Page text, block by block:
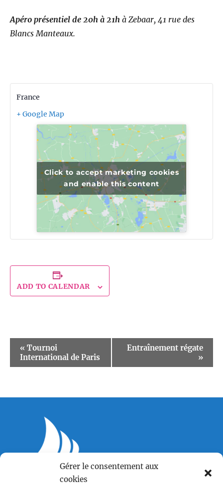
Gérer le consentement aux
cookies
Apéro présentiel de 20h à 21h à Zebaar, 41 rue des
Blancs Manteaux.
France
+ Google Map
Click to accept marketing cookies
and enable this content
ADD TO CALENDAR
Event
Navigation
« Tournoi
International de Paris
Entraînement régate
»
Centre LGBTQI+, 63 rue Beaubourg 75003 Paris
contact@vcl.fr